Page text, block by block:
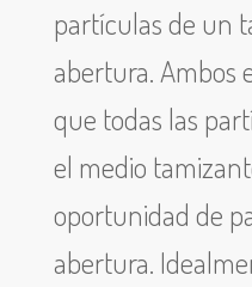
partículas de un
abertura. Ambos
que todas las
el medio
oportunidad de
abertura.